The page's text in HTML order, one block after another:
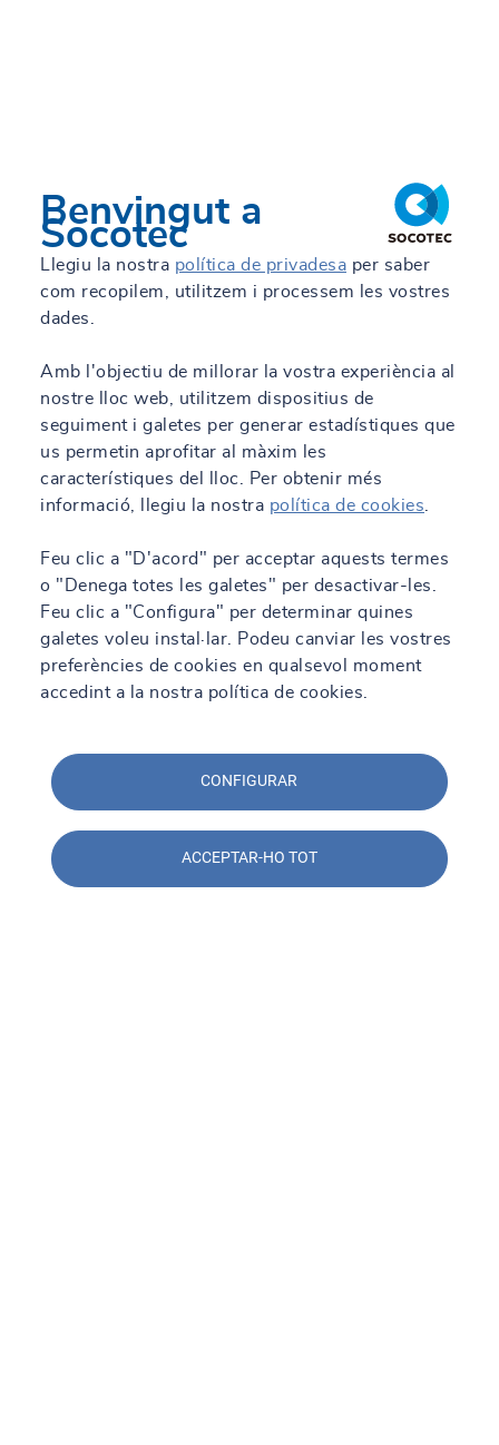
Benvingut a
Socotec
Llegiu la nostra política de privadesa per saber
com recopilem, utilitzem i processem les vostres
dades.
Amb l'objectiu de millorar la vostra experiència al
nostre lloc web, utilitzem dispositius de
seguiment i galetes per generar estadístiques que
us permetin aprofitar al màxim les
característiques del lloc. Per obtenir més
informació, llegiu la nostra política de cookies
Feu clic a "D'acord" per acceptar aquests termes
o "Denega totes les galetes" per desactivar-les.
Feu clic a "Configura" per determinar quines
galetes voleu instal·lar. Podeu canviar les vostres
preferències de cookies en qualsevol moment
accedint a la nostra política de cookies.
CONFIGURAR
ACCEPTAR-HO TOT